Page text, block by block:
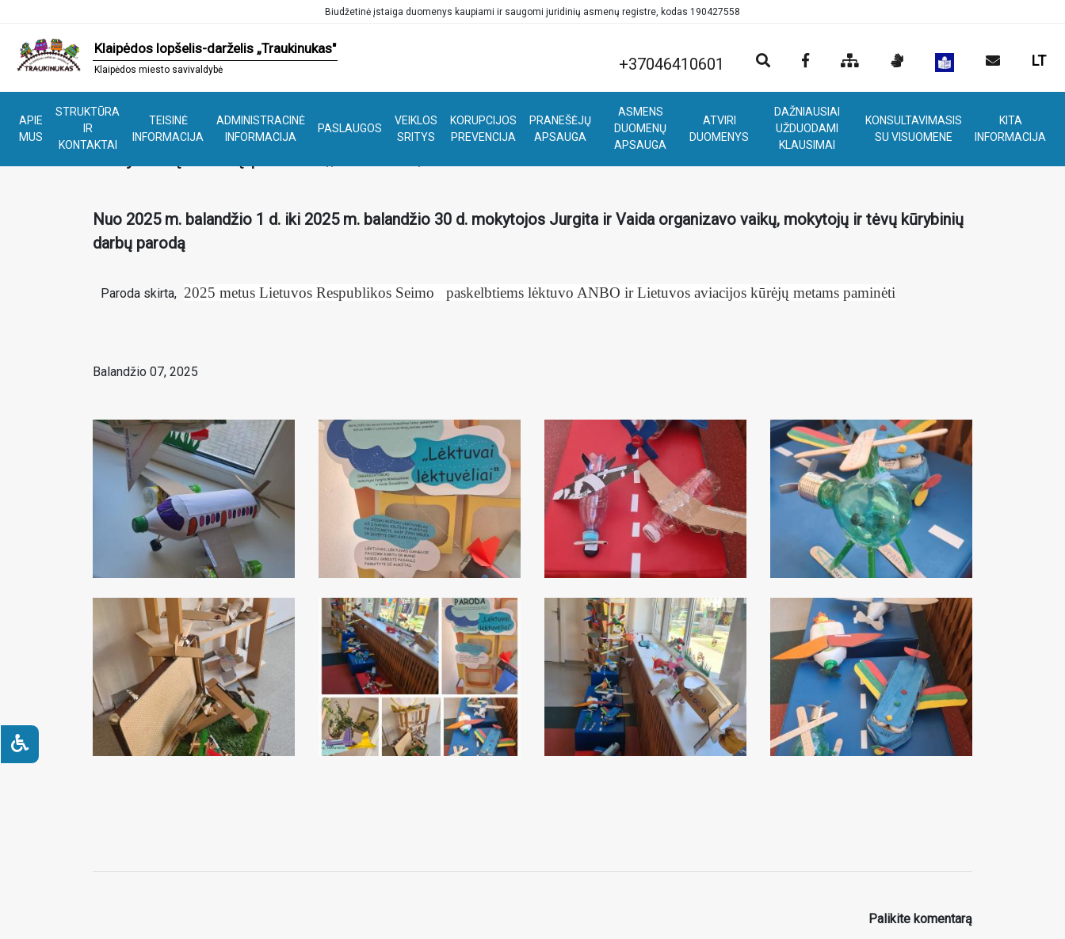
Biudžetinė įstaiga duomenys kaupiami ir saugomi juridinių asmenų registre, kodas 190427558
Klaipėdos lopšelis-darželis „Traukinukas"
Klaipėdos miesto savivaldybė +37046410601 LT
APIE
MUS
STRUKTŪRA
IR
KONTAKTAI
TEISINĖ
INFORMACIJA
ADMINISTRACINĖ
INFORMACIJA
PASLAUGOS
VEIKLOS
SRITYS
KORUPCIJOS
PREVENCIJA
PRANEŠĖJŲ
APSAUGA
ASMENS
DUOMENŲ
APSAUGA
ATVIRI
DUOMENYS
DAŽNIAUSIAI
UŽDUODAMI
KLAUSIMAI
KONSULTAVIMASIS
SU VISUOMENE
KITA
INFORMACIJA
Kūrybinių darbų paroda ,,Lėktuvai, lėktuvėliai“
Nuo 2025 m. balandžio 1 d. iki 2025 m. balandžio 30 d. mokytojos Jurgita ir Vaida organizavo vaikų, mokytojų ir tėvų kūrybinių
darbų parodą
Paroda skirta, 2025 metus Lietuvos Respublikos Seimo paskelbtiems lėktuvo ANBO ir Lietuvos aviacijos kūrėjų metams paminėti
Balandžio 07, 2025
Palikite komentarą